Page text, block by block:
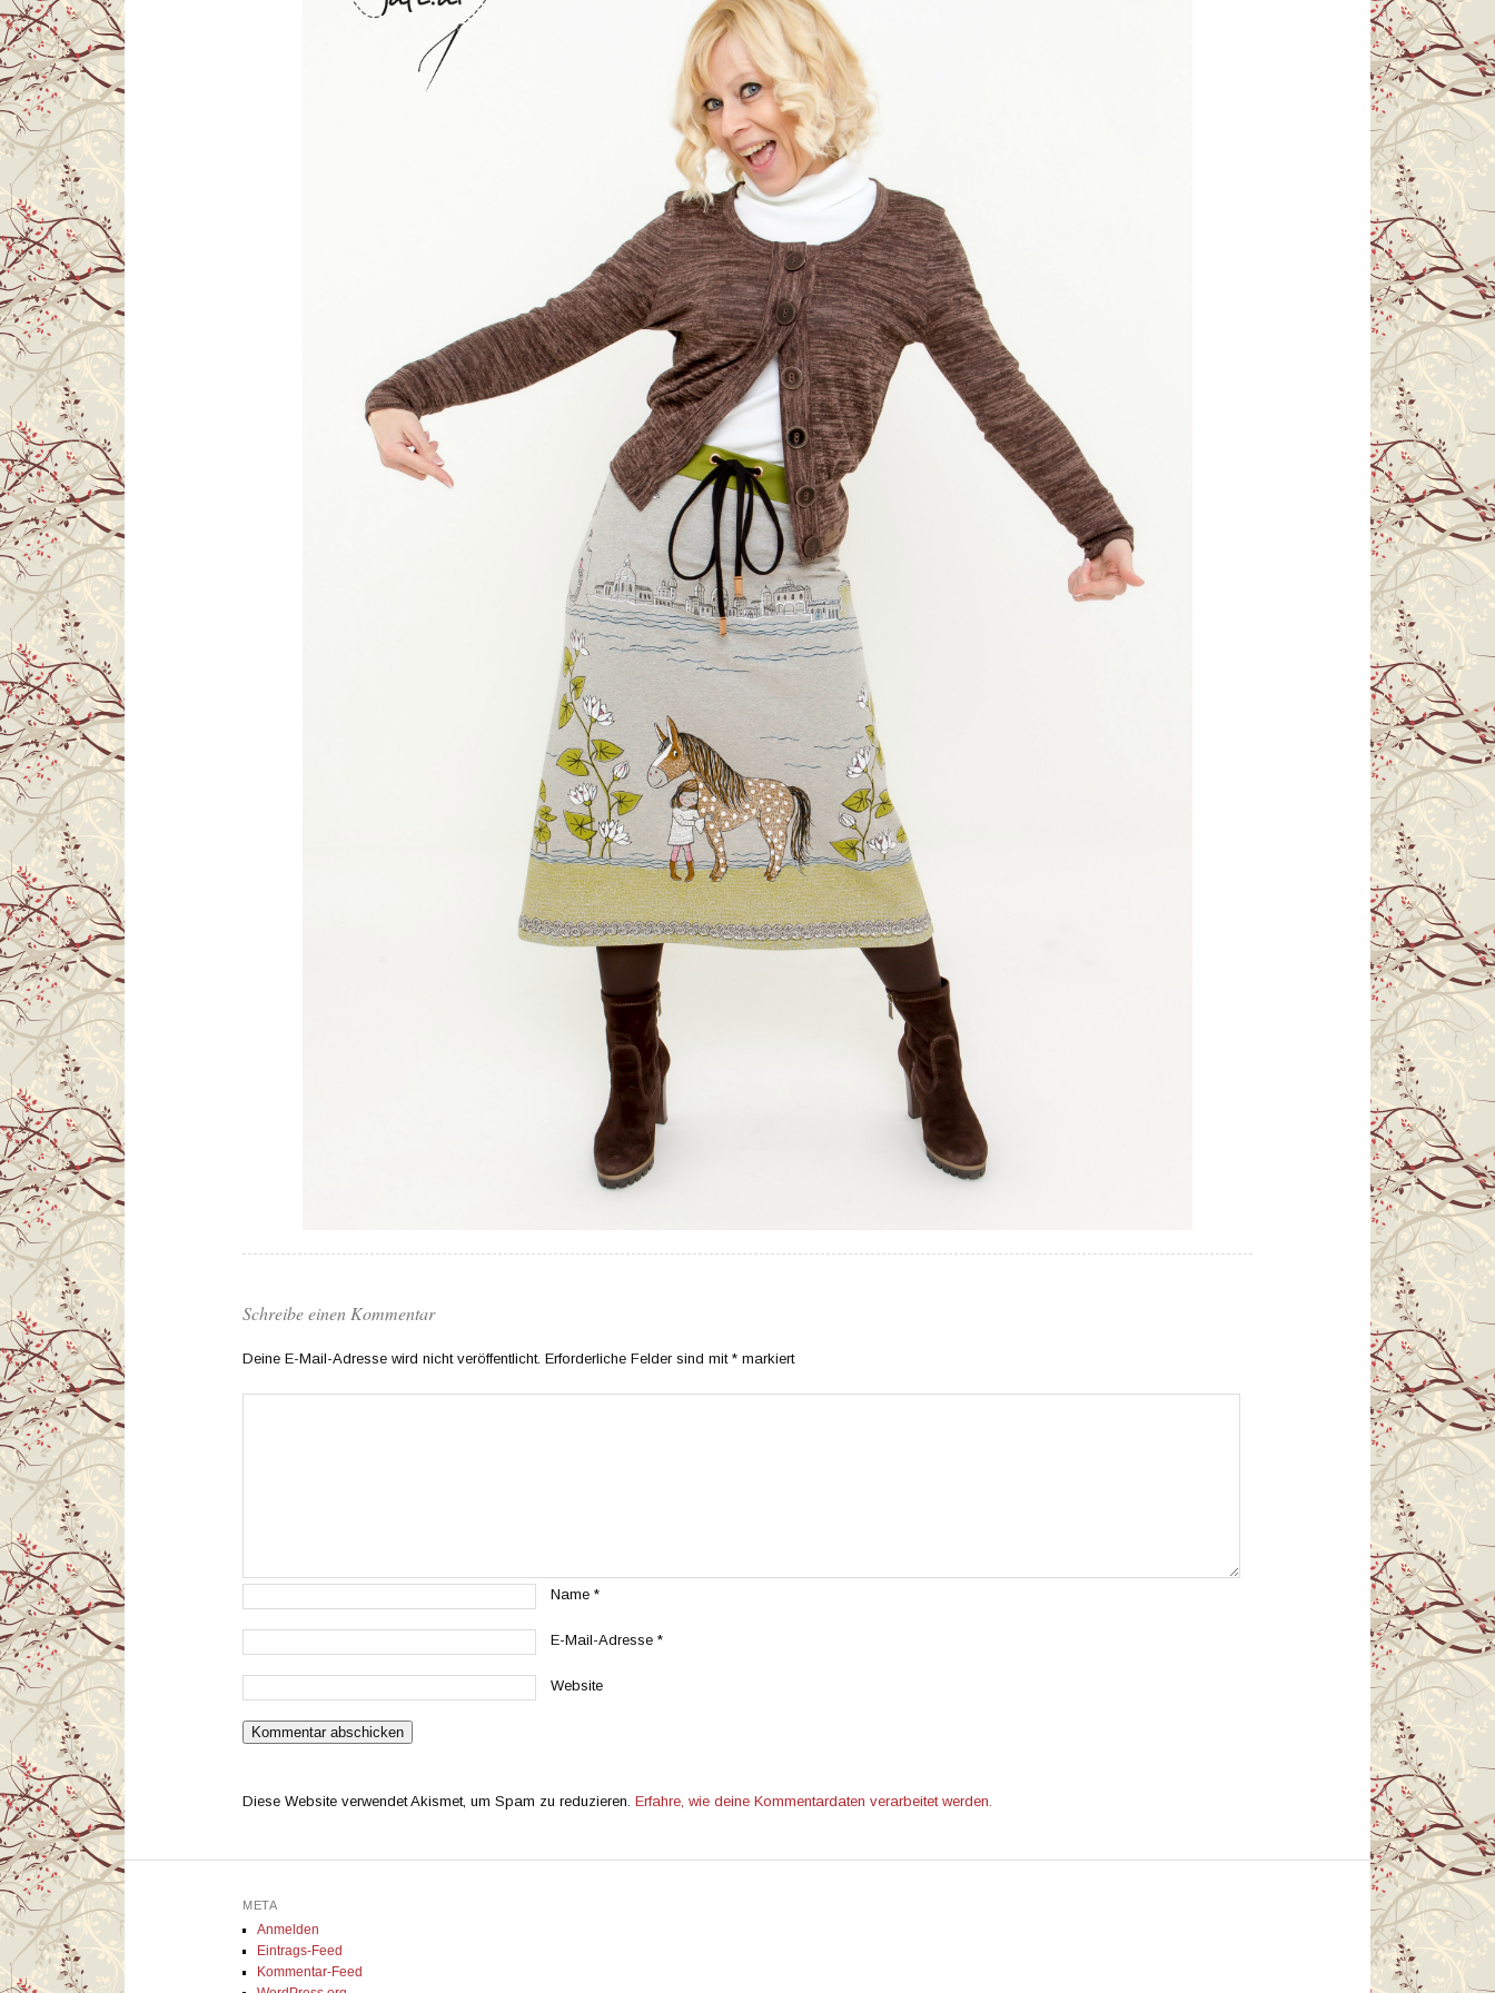
Schreibe einen Kommentar
Deine E-Mail-Adresse wird nicht veröffentlicht. Erforderliche Felder sind mit * markiert
Name *
E-Mail-Adresse *
Website
Diese Website verwendet Akismet, um Spam zu reduzieren. Erfahre, wie deine Kommentardaten verarbeitet werden.
META
Anmelden
Eintrags-Feed
Kommentar-Feed